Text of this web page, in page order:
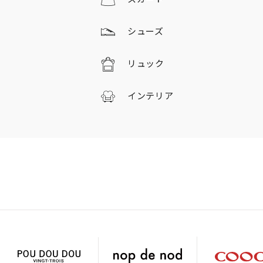
シューズ
リュック
インテリア